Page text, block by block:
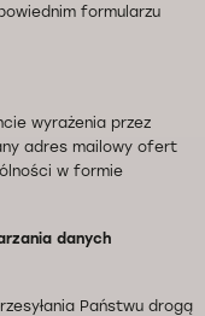
formularzu
wyrażenia przez
adres mailowy ofert
w formie
danych
Państwu drogą